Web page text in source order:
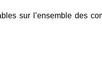
sur l’ensemble des